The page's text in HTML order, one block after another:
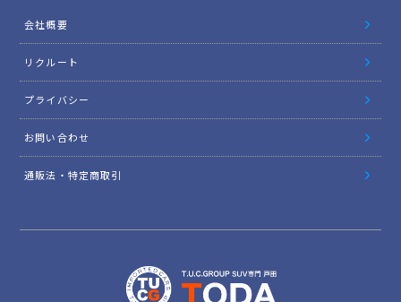
会社概要
リクルート
プライバシー
お問い合わせ
通販法・特定商取引